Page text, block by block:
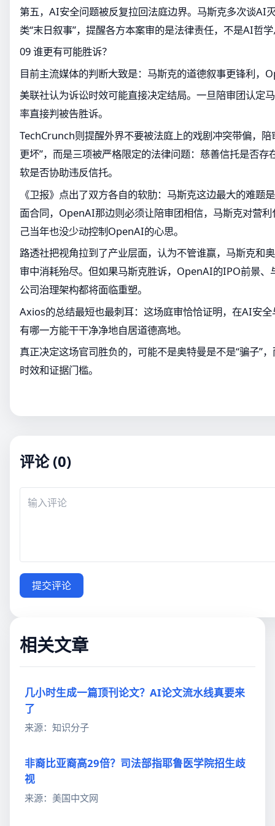
第五，AI安全问题被反复拉回法庭边界。马斯克多次谈AI
类“末日叙事”，提醒各方本案审的是法律责任，不是AI哲
09 谁更有可能胜诉？
目前主流媒体的判断大致是：马斯克的道德叙事更锋利，
美联社认为诉讼时效可能直接决定结局。一旦陪审团认定
率直接判被告胜诉。
TechCrunch则提醒外界不要被法庭上的戏剧冲突带偏，陪
更坏”，而是三项被严格限定的法律问题：慈善信托是否存
软是否协助违反信托。
《卫报》点出了双方各自的软肋：马斯克这边最大的难题
面合同，OpenAI那边则必须让陪审团相信，马斯克对营
己当年也没少动控制OpenAI的心思。
路透社把视角拉到了产业层面，认为不管谁赢，马斯克和
审中消耗殆尽。但如果马斯克胜诉，OpenAI的IPO前景、
公司治理架构都将面临重塑。
Axios的总结最短也最刺耳：这场庭审恰恰证明，在AI安
有哪一方能干干净净地自居道德高地。
真正决定这场官司胜负的，可能不是奥特曼是不是“骗子”
时效和证据门槛。
评论 (0)
提交评论
相关文章
几小时生成一篇顶刊论文？AI论文流水线真要来
了
来源：知识分子
非裔比亚裔高29倍？司法部指耶鲁医学院招生歧
视
来源：美国中文网